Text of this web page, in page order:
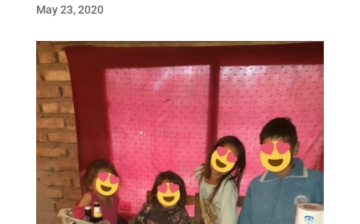
May 23, 2020